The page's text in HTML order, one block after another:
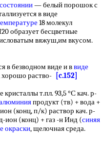
— белый порошок с
в виде
18 молекул
образует бесцветные
вяжуш,им вкусом.
в безводном виде и ввиде
хорошо раство-
[c.152]
т.пл. 93,5 °С кач. р-
продукт (тв) + вода +
(конц, п/к) раствор кач. р-
ион (конц) + газ -н Инд (синяя
окраски, щелочная среда.